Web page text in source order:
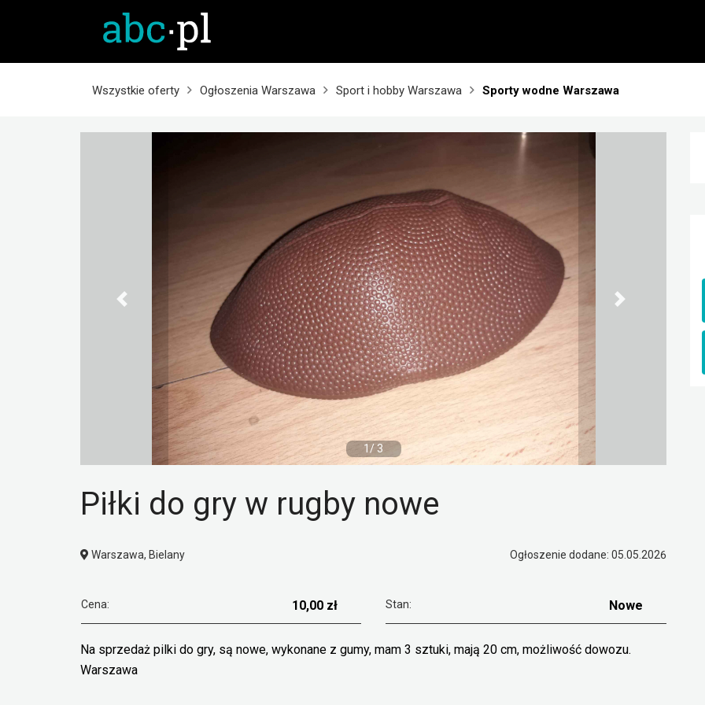
Wszystkie oferty Ogłoszenia Warszawa Sport i hobby Warszawa Sporty wodne Warszawa
1/ 3
Piłki do gry w rugby nowe
Warszawa, Bielany Ogłoszenie dodane: 05.05.2026
Cena: 10,00 zł Stan: Nowe
Na sprzedaż pilki do gry, są nowe, wykonane z gumy, mam 3 sztuki, mają 20 cm, możliwość dowozu.
Warszawa